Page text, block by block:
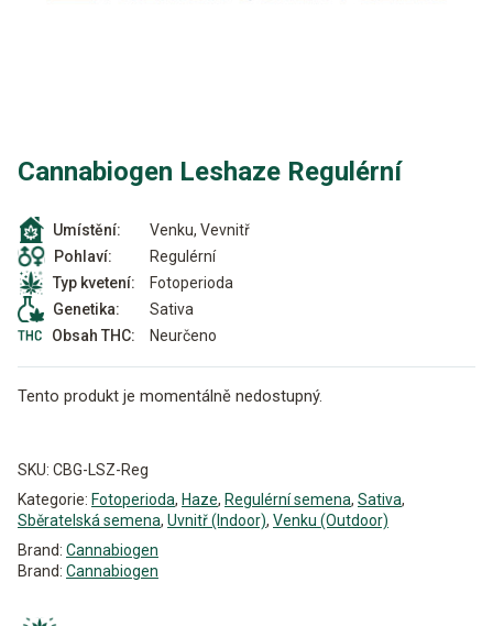
Cannabiogen Leshaze Regulérní
Umístění:
Venku, Vevnitř
Pohlaví:
Regulérní
Typ kvetení:
Fotoperioda
Genetika:
Sativa
Obsah THC:
Neurčeno
Tento produkt je momentálně nedostupný.
SKU: CBG-LSZ-Reg
Kategorie: Fotoperioda, Haze, Regulérní semena, Sativa,
Sběratelská semena, Uvnitř (Indoor), Venku (Outdoor)
Brand: Cannabiogen
Brand: Cannabiogen